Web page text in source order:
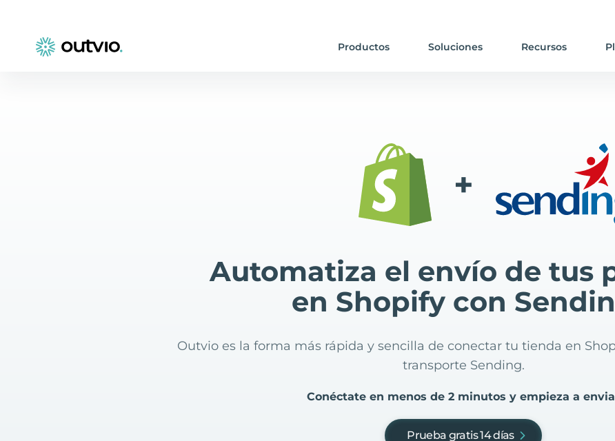
Productos Soluciones Recursos
+
Automatiza el envío de tus
en Shopify con
Outvio es la forma más rápida y sencilla de conectar tu tienda en
transporte Sending.
Conéctate en menos de 2 minutos y empieza a
Prueba gratis 14 días